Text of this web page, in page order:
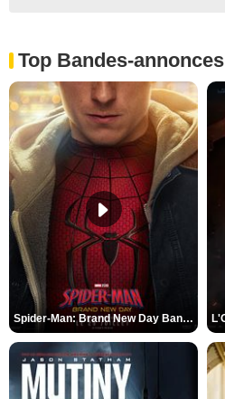
Top Bandes-annonces
Spider-Man: Brand New Day Bande-annonce VO STFR